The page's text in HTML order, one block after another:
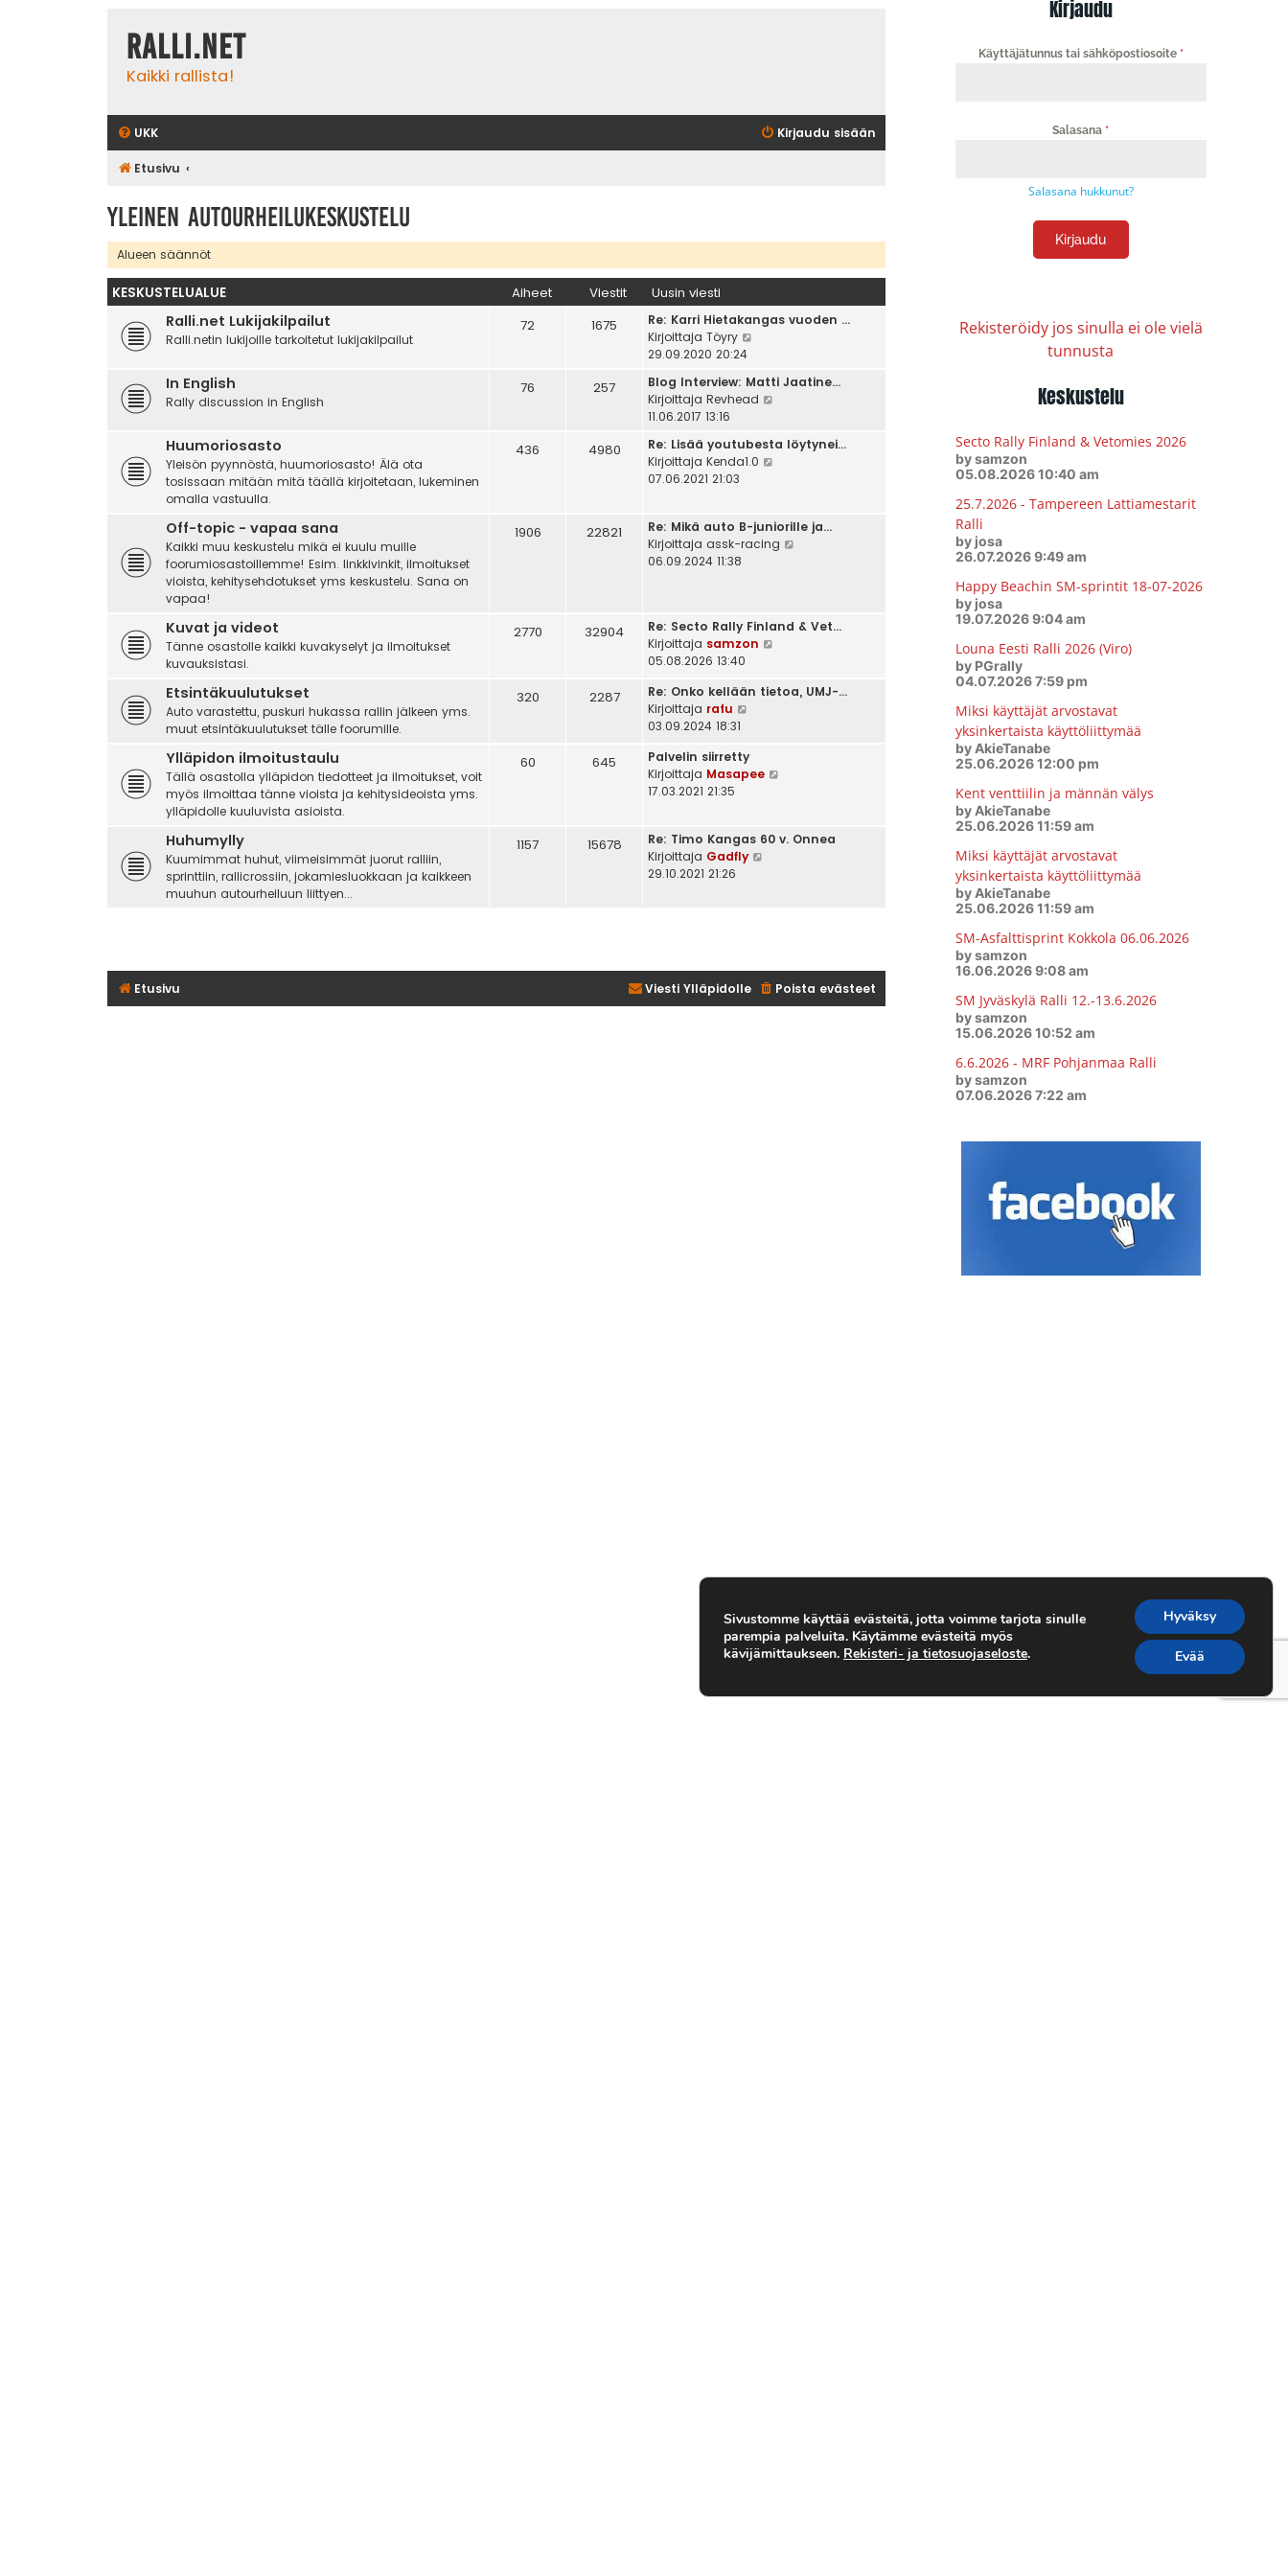
Kirjaudu
Käyttäjätunnus tai sähköpostiosoite *
Salasana*
Salasana hukkunut?
Kirjaudu
Rekisteröidy jos sinulla ei ole vielä
tunnusta
Keskustelu
Secto Rally Finland & Vetomies 2026
by samzon
05.08.2026 10:40 am
25.7.2026 - Tampereen Lattiamestarit
Ralli
by josa
26.07.2026 9:49 am
Happy Beachin SM-sprintit 18-07-2026
by josa
19.07.2026 9:04 am
Louna Eesti Ralli 2026 (Viro)
by PGrally
04.07.2026 7:59 pm
Miksi käyttäjät arvostavat
yksinkertaista käyttöliittymää
by AkieTanabe
25.06.2026 12:00 pm
Kent venttiilin ja männän välys
by AkieTanabe
25.06.2026 11:59 am
Miksi käyttäjät arvostavat
yksinkertaista käyttöliittymää
by AkieTanabe
25.06.2026 11:59 am
SM-Asfalttisprint Kokkola 06.06.2026
by samzon
16.06.2026 9:08 am
SM Jyväskylä Ralli 12.-13.6.2026
by samzon
15.06.2026 10:52 am
6.6.2026 - MRF Pohjanmaa Ralli
by samzon
07.06.2026 7:22 am
Sivustomme käyttää evästeitä, jotta voimme tarjota sinulle
parempia palveluita. Käytämme evästeitä myös
kävijämittaukseen. Rekisteri- ja tietosuojaseloste.
Hyväksy
Evää